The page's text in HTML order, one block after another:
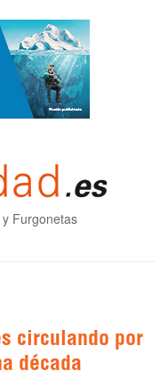
Furgonetas
circulando por
década